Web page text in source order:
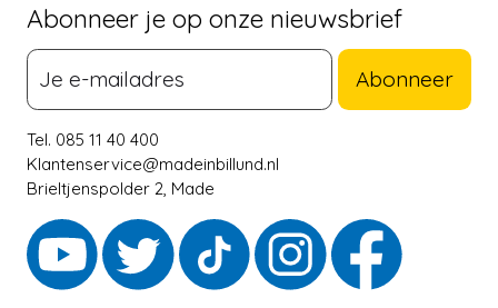
Abonneer je op onze nieuwsbrief
Abonneer
Tel. 085 11 40 400
Klantenservice@madeinbillund.nl
Brieltjenspolder 2, Made